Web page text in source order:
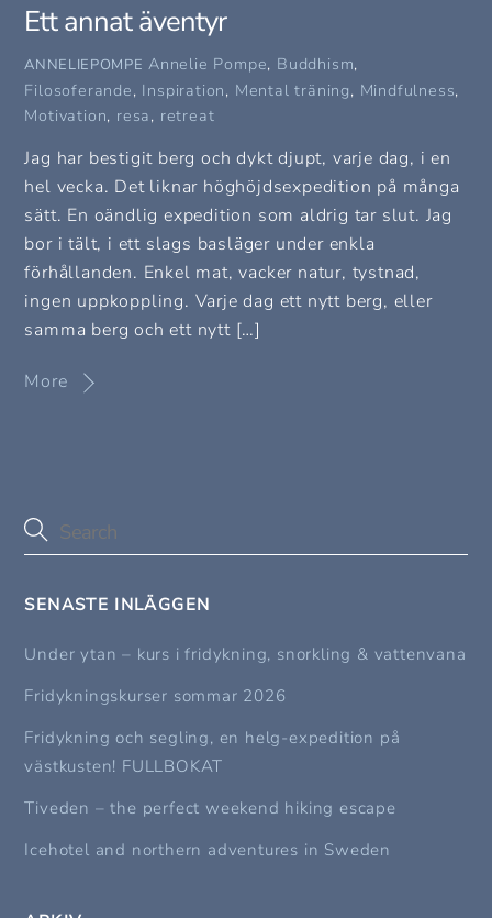
Ett annat äventyr
ANNELIEPOMPE Annelie Pompe, Buddhism,
Filosoferande, Inspiration, Mental träning, Mindfulness,
Motivation, resa, retreat
Jag har bestigit berg och dykt djupt, varje dag, i en
hel vecka. Det liknar höghöjdsexpedition på många
sätt. En oändlig expedition som aldrig tar slut. Jag
bor i tält, i ett slags basläger under enkla
förhållanden. Enkel mat, vacker natur, tystnad,
ingen uppkoppling. Varje dag ett nytt berg, eller
samma berg och ett nytt […]
More
SENASTE INLÄGGEN
Under ytan – kurs i fridykning, snorkling & vattenvana
Fridykningskurser sommar 2026
Fridykning och segling, en helg-expedition på
västkusten! FULLBOKAT
Tiveden – the perfect weekend hiking escape
Icehotel and northern adventures in Sweden